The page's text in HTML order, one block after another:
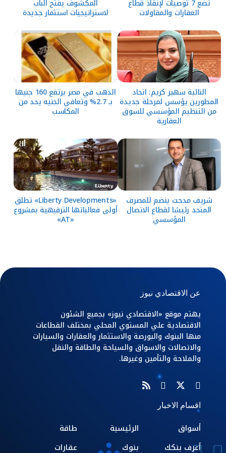
تضع 7 توصيات لإنقاذ قطاع
العقارات والمقاولات
المكشوف يفتح الباب
لاستراتيجيات استثمار جديدة
النائبة سهير كريم: اتحاد
المطورين يؤسس لمرحلة جديدة
من التنظيم المؤسسي للسوق
العقارية
الذهب في مصر يرتفع 160 جنيها
بـ 2.7% وتعافي الجنيه يحد من
المكاسب
شريف مدحت ينضم للمصرف
المتحد رئيسًا لقطاع الاتصال
المؤسسي
«Liberty Developments» تطلق
أولى فعالياتها الترفيهية بمشروع
«AT»
عن الاقتصادي نيوز
يهتم موقع «الاقتصادي نيوز» بجميع الشئون
الاقتصادية علي المستوي المحلي بمختلف القطاعات
منها البنوك والبورصة والاستثمار والعقارات والسيارات
والاتصالات والاسواق والسياحة والطاقة والنقل
والملاحة والتأمين وغيرها.
اقسام الاخبار
أسواق
أعرف بنكك
الرئيسية
بنوك
طاقة
عقارات